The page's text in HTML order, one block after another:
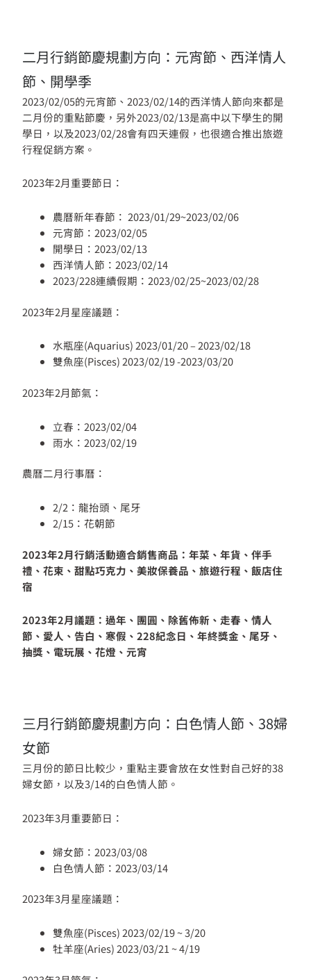
二月行銷節慶規劃方向：元宵節、西洋情人
節、開學季
2023/02/05的元宵節、2023/02/14的西洋情人節向來都是
二月份的重點節慶，另外2023/02/13是高中以下學生的開
學日，以及2023/02/28會有四天連假，也很適合推出旅遊
行程促銷方案。
2023年2月重要節日：
農曆新年春節： 2023/01/29~2023/02/06
元宵節：2023/02/05
開學日：2023/02/13
西洋情人節：2023/02/14
2023/228連續假期：2023/02/25~2023/02/28
2023年2月星座議題：
水瓶座(Aquarius) 2023/01/20 – 2023/02/18
雙魚座(Pisces) 2023/02/19 -2023/03/20
2023年2月節氣：
立春：2023/02/04
雨水：2023/02/19
農曆二月行事曆：
2/2：龍抬頭、尾牙
2/15：花朝節
2023年2月行銷活動適合銷售商品：年菜、年貨、伴手
禮、花束、甜點巧克力、美妝保養品、旅遊行程、飯店住
宿
2023年2月議題：過年、團圓、除舊佈新、走春、情人
節、愛人、告白、寒假、228紀念日、年終獎金、尾牙、
抽獎、電玩展、花燈、元宵
三月行銷節慶規劃方向：白色情人節、38婦
女節
三月份的節日比較少，重點主要會放在女性對自己好的38
婦女節，以及3/14的白色情人節。
2023年3月重要節日：
婦女節：2023/03/08
白色情人節：2023/03/14
2023年3月星座議題：
雙魚座(Pisces) 2023/02/19 ~ 3/20
牡羊座(Aries) 2023/03/21 ~ 4/19